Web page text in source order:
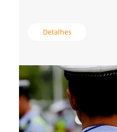
Detalhes